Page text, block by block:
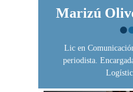
Marizú
Lic en
periodista.